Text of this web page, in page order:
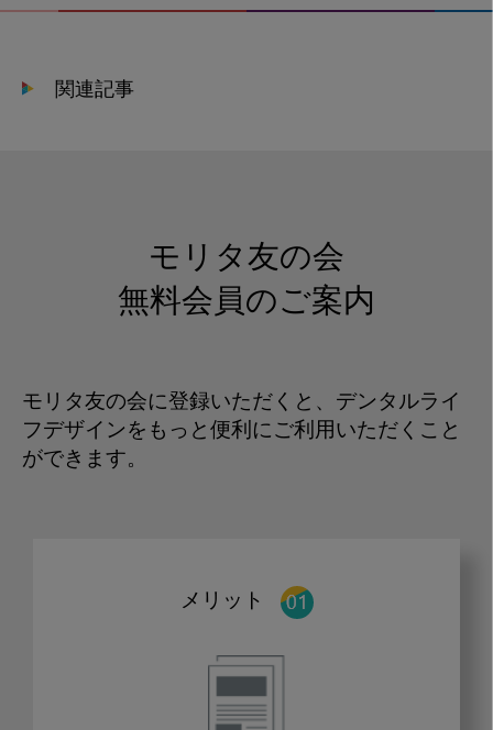
関連記事
モリタ友の会
無料会員のご案内
モリタ友の会に登録いただくと、デンタルライ
フデザインをもっと便利にご利用いただくこと
ができます。
メリット